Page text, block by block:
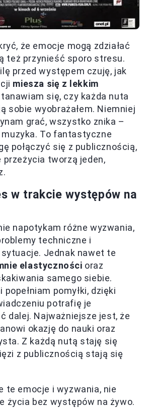
że emocje mogą zdziałać
też przynieść sporo stresu.
przed występem czuję, jak
miesza się z lekkim
się, czy każda nuta
sobie wyobrażałem. Niemniej
grać, wszystko znika –
To fantastyczne
połączyć się z publicznością,
przeżycia tworzą jeden,
w trakcie występów na
napotykam różne wyzwania,
techniczne i
Jednak nawet te
elastyczności oraz
samego siebie.
pomyłki, dzięki
potrafię je
dalej. Najważniejsze jest, że
okazję do nauki oraz
Z każdą nutą staję się
z publicznością stają się
te emocje i wyzwania, nie
życia bez występów na żywo.